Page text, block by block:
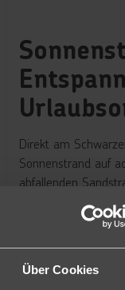
Über Cookies
Direkt am
Sonnenstrand auf
abfallenden
Sonnenanbeter
Region im
Restaurants zu
Flughafen Burgas
für eine bequeme